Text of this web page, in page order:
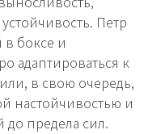
Петр
боксе и
адаптироваться к
в свою очередь,
настойчивостью и
предела сил.